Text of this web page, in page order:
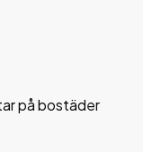
på bostäder